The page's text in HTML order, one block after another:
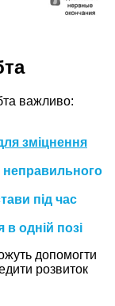
важливо:
зміцнення
неправильного
під час
одній позі
допомогти
розвиток